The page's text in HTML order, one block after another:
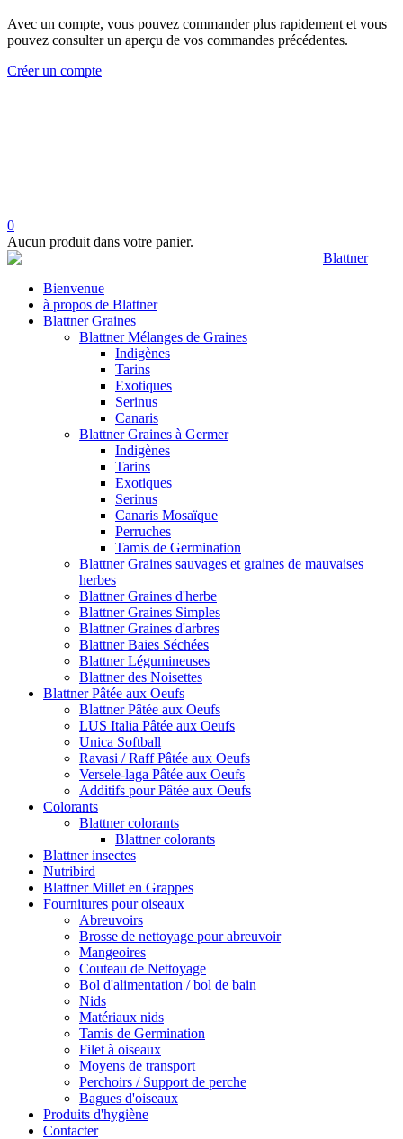
Avec un compte, vous pouvez commander plus rapidement et vous
pouvez consulter un aperçu de vos commandes précédentes.
Créer un compte
0
Aucun produit dans votre panier.
Bienvenue
à propos de Blattner
Blattner Graines
Blattner Mélanges de Graines
Indigènes
Tarins
Exotiques
Serinus
Canaris
Blattner Graines à Germer
Indigènes
Tarins
Exotiques
Serinus
Canaris Mosaïque
Perruches
Tamis de Germination
Blattner Graines sauvages et graines de mauvaises
herbes
Blattner Graines d'herbe
Blattner Graines Simples
Blattner Graines d'arbres
Blattner Baies Séchées
Blattner Légumineuses
Blattner des Noisettes
Blattner Pâtée aux Oeufs
Blattner Pâtée aux Oeufs
LUS Italia Pâtée aux Oeufs
Unica Softball
Ravasi / Raff Pâtée aux Oeufs
Versele-laga Pâtée aux Oeufs
Additifs pour Pâtée aux Oeufs
Colorants
Blattner colorants
Blattner colorants
Blattner insectes
Nutribird
Blattner Millet en Grappes
Fournitures pour oiseaux
Abreuvoirs
Brosse de nettoyage pour abreuvoir
Mangeoires
Couteau de Nettoyage
Bol d'alimentation / bol de bain
Nids
Matériaux nids
Tamis de Germination
Filet à oiseaux
Moyens de transport
Perchoirs / Support de perche
Bagues d'oiseaux
Produits d'hygiène
Contacter